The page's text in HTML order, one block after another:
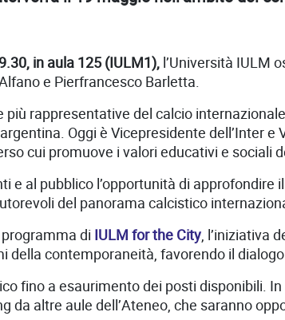
in aula 125 (IULM1), l’Università IULM
e Pierfrancesco Barletta.
rappresentative del calcio
Oggi è Vicepresidente dell’Inter
cui promuove i valori educativi e sociali
e al pubblico l’opportunità di
del panorama calcistico
di IULM for the City, l’iniziativa
della contemporaneità, favorendo il
fino a esaurimento dei posti disponibili.
da altre aule dell’Ateneo, che saranno